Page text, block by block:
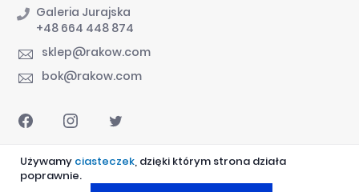
Używamy ciasteczek, dzięki którym strona działa
poprawnie.
Galeria Jurajska
+48 664 448 874
sklep@rakow.com
bok@rakow.com